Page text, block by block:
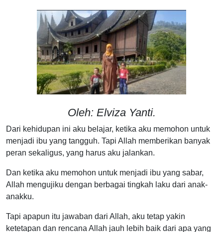
Oleh: Elviza Yanti.
Dari kehidupan ini aku belajar, ketika aku memohon untuk
menjadi ibu yang tangguh. Tapi Allah memberikan banyak
peran sekaligus, yang harus aku jalankan.
Dan ketika aku memohon untuk menjadi ibu yang sabar,
Allah mengujiku dengan berbagai tingkah laku dari anak-
anakku.
Tapi apapun itu jawaban dari Allah, aku tetap yakin
ketetapan dan rencana Allah jauh lebih baik dari apa yang